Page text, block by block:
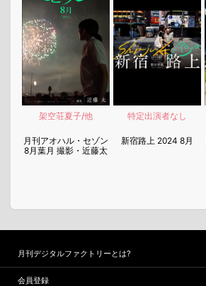
架空荘夏子/他
月刊アオハル・セゾン
8月葉月 撮影・近藤太
特定出演者なし
新宿路上 2024 8月
月刊デジタルファクトリーとは?
会員登録